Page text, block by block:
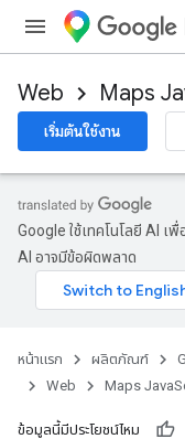
Web Maps
เริ่มต้นใช้งาน
Google ใช้เทคโนโลยี AI
AI อาจมีข้อผิดพลาด
หน้าแรก ผลิตภัณฑ์
Web
Maps
ข้อมูลนี้มีประโยชน์ไหม